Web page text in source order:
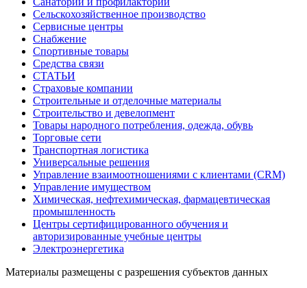
Сельскохозяйственное производство
Сервисные центры
Снабжение
Спортивные товары
Средства связи
СТАТЬИ
Страховые компании
Строительные и отделочные материалы
Строительство и девелопмент
Товары народного потребления, одежда, обувь
Торговые сети
Транспортная логистика
Универсальные решения
Управление взаимоотношениями с клиентами (CRM)
Управление имуществом
Химическая, нефтехимическая, фармацевтическая
промышленность
Центры сертифицированного обучения и
авторизированные учебные центры
Электроэнергетика
Материалы размещены с разрешения субъектов данных